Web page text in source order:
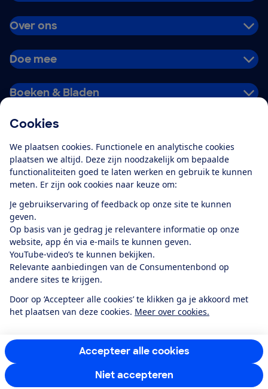
Cookies
We plaatsen cookies. Functionele en analytische cookies
plaatsen we altijd. Deze zijn noodzakelijk om bepaalde
functionaliteiten goed te laten werken en gebruik te kunnen
meten. Er zijn ook cookies naar keuze om:
Je gebruikservaring of feedback op onze site te kunnen
geven.
Op basis van je gedrag je relevantere informatie op onze
website, app én via e-mails te kunnen geven.
YouTube-video’s te kunnen bekijken.
Relevante aanbiedingen van de Consumentenbond op
andere sites te krijgen.
Door op ‘Accepteer alle cookies’ te klikken ga je akkoord met
het plaatsen van deze cookies. Meer over cookies.
Accepteer alle cookies
Niet accepteren
Over ons
Doe mee
Boeken & Bladen
Alles over de
app
Algemene Voorwaarden
Privacyverklaring
Cookiebeleid
Privacyvoorkeuren
Toegankelijkheid
RSS-feed nieuws
Facebook
TwitterInstagram
YoutubeLinkedIn
12.901consumentenbeoordelen de Consumentenbondmet gemiddeld